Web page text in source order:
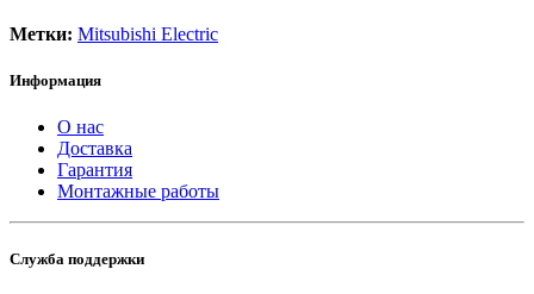
Метки: Mitsubishi Electric
Информация
О нас
Доставка
Гарантия
Монтажные работы
Служба поддержки